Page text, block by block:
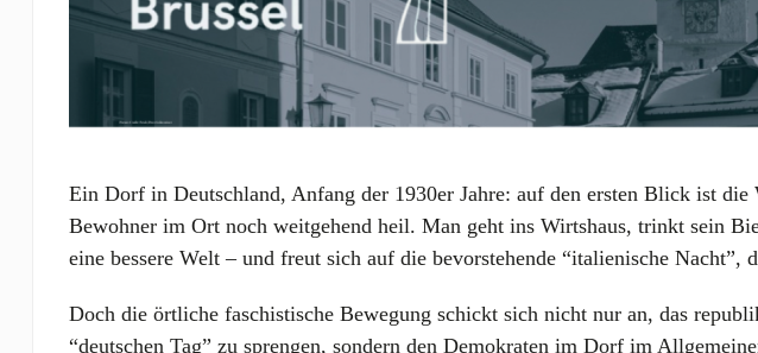
Ein Dorf in Deutschland, Anfang der 1930er Jahre: auf den ersten Blickist die
Bewohner im Ort noch weitgehend heil. Man geht ins Wirtshaus, trinkt sein
eine bessere Welt – und freut sich auf die bevorstehende “italienische Nacht”,
Doch die örtliche faschistische Bewegung schickt sich nicht nur an, das
“deutschen Tag” zu sprengen, sondern den Demokraten im Dorf im